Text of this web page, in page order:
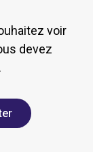
voir
devez